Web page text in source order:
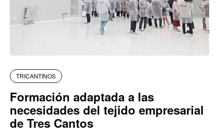
TRICANTINOS
Formación adaptada a las
necesidades del tejido empresarial
de Tres Cantos